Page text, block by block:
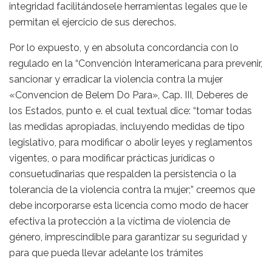
integridad facilitándosele herramientas legales que le
permitan el ejercicio de sus derechos.
Por lo expuesto, y en absoluta concordancia con lo
regulado en la “Convención Interamericana para prevenir,
sancionar y erradicar la violencia contra la mujer
«Convencion de Belem Do Para», Cap. III, Deberes de
los Estados, punto e. el cual textual dice: “tomar todas
las medidas apropiadas, incluyendo medidas de tipo
legislativo, para modificar o abolir leyes y reglamentos
vigentes, o para modificar prácticas jurídicas o
consuetudinarias que respalden la persistencia o la
tolerancia de la violencia contra la mujer;” creemos que
debe incorporarse esta licencia como modo de hacer
efectiva la protección a la víctima de violencia de
género, imprescindible para garantizar su seguridad y
para que pueda llevar adelante los trámites